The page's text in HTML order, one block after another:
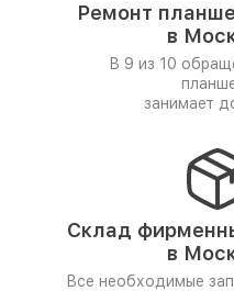
Ремонт
в
В 9 из 10
занимает
Склад
в
Все необходимые